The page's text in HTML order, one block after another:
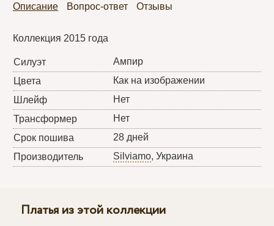
Описание Вопрос-ответ Отзывы
Коллекция 2015 года
Силуэт
Ампир
Цвета
Как на изображении
Шлейф
Нет
Трансформер
Нет
Срок пошива
28 дней
Производитель
Silviamo, Украина
Платья из этой коллекции